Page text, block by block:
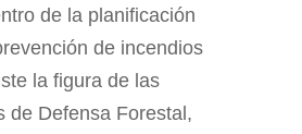
de la planificación
de incendios
la figura de las
de Defensa Forestal,